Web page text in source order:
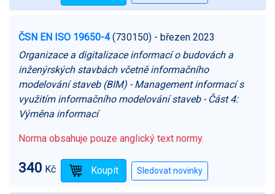
ČSN EN ISO 19650-4(730150) - březen 2023
Organizace a digitalizace informací o budovách a
inženýrských stavbách včetně informačního
modelování staveb (BIM) - Management informací s
využitím informačního modelování staveb - Část 4:
Výměna informací
Norma obsahuje pouze anglický text normy.
340 Kč